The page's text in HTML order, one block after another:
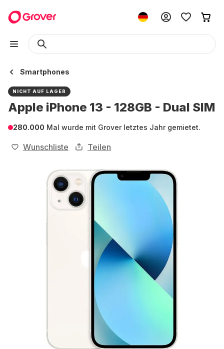
Smartphones
NICHT AUF LAGER
Apple iPhone 13 - 128GB - Dual SIM
280.000 Mal wurde mit Grover letztes Jahr gemietet.
Wunschliste Teilen